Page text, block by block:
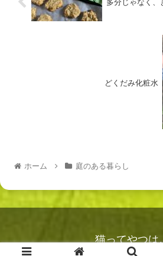
多分じゃなく、
どくだみ化粧水
ホーム 庭のある暮らし
猫ってやつ